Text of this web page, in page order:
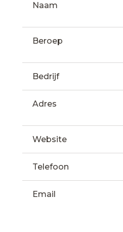
Naam
Beroep
Bedrijf
Adres
Website
Telefoon
Email